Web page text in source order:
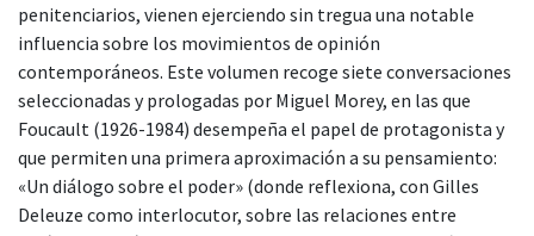
penitenciarios, vienen ejerciendo sin tregua una notable
influencia sobre los movimientos de opinión
contemporáneos. Este volumen recoge siete conversaciones
seleccionadas y prologadas por Miguel Morey, en las que
Foucault (1926-1984) desempeña el papel de protagonista y
que permiten una primera aproximación a su pensamiento:
«Un diálogo sobre el poder» (donde reflexiona, con Gilles
Deleuze como interlocutor, sobre las relaciones entre